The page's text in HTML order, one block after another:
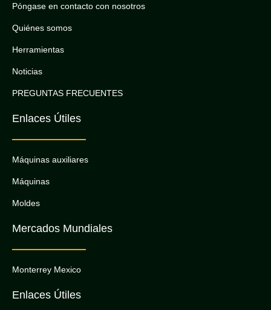
Póngase en contacto con nosotros
Quiénes somos
Herramientas
Noticias
PREGUNTAS FRECUENTES
Enlaces Útiles
Máquinas auxiliares
Máquinas
Moldes
Mercados Mundiales
Monterrey Mexico
Enlaces Útiles